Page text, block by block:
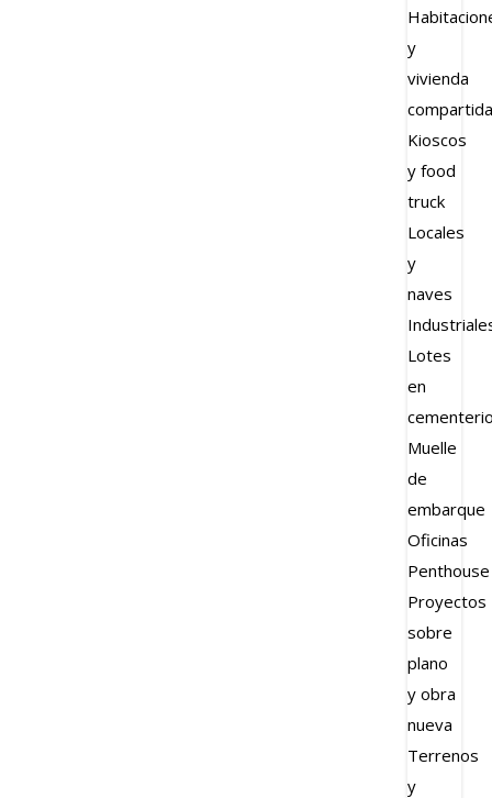
y
vivienda
compartida
Kioscos
y food
truck
Locales
y
naves
Lotes
en
Muelle
de
embarque
Oficinas
Penthouse
Proyectos
sobre
plano
y obra
nueva
Terrenos
y